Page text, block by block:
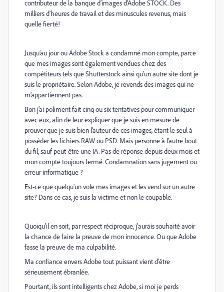
contributeur de la banque d’images d’Adobe STOCK. Des
milliers d’heures de travail et des minuscules revenus, mais
quelle fierté!
Jusqu’au jour ou Adobe Stock a condamné mon compte, parce
que mes images sont également vendues chez des
compétiteurs tels que Shutterstock ainsi qu'un autre site dont je
suis le propriétaire. Selon Adobe, je revends des images qui ne
m’appartiennent pas.
Bon j’ai poliment fait cinq ou six tentatives pour communiquer
avec eux, afin de leur expliquer que je suis en mesure de
prouver que je suis bien l’auteur de ces images, étant le seul à
posséder les fichiers RAW ou PSD. Mais personne à l’autre bout
du fil, sauf peut-être une IA. Pas de réponse depuis deux mois et
mon compte toujours fermé. Condamnation sans jugement ou
erreur informatique ?
Est-ce que quelqu'un vole mes images et les vend sur un autre
site? Dans ce cas, je suis la victime et non le coupable.
Quoiqu'il en soit, par respect réciproque, j'aurais souhaité avoir
la chance de faire la preuve de mon innocence. Ou que Adobe
fasse la preuve de ma culpabilité.
Ma confiance envers Adobe tout puissant vient d'être
sérieusement ébranlée.
Pourtant, ils sont intelligents chez Adobe, si moi je perds